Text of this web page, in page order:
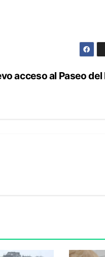
acceso al Paseo del